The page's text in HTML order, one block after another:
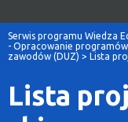
Serwis programu Wiedza
- Opracowanie
zawodów (DUZ) > Lista
Lista